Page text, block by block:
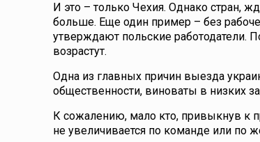
И это – только Чехия. Однако стран,
больше. Еще один пример – без
утверждают польские работодатели.
возрастут.
Одна из главных причин выезда
общественности, виноваты в низких
К сожалению, мало кто, привыкнув к
не увеличивается по команде или по